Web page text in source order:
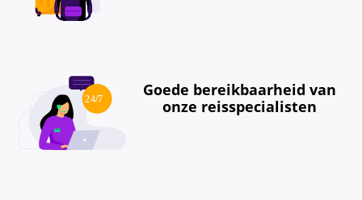
Goede bereikbaarheid van
onze reisspecialisten